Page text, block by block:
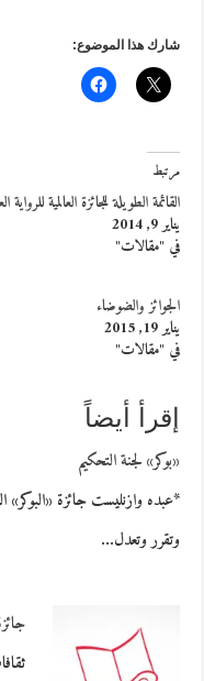
شارك هذا الموضوع:
مرتبط
القائمة الطويلة للجائزة العالمية للرواية
يناير 9, 2014
في "مقالات"
الجوائز والضوضاء
يناير 19, 2015
في "مقالات"
إقرأ أيضاً
«بوكر» لجنة التحكيم
*عبده وازنليست جائزة «البوكر»
وتقرر وتعدل…
جائزة